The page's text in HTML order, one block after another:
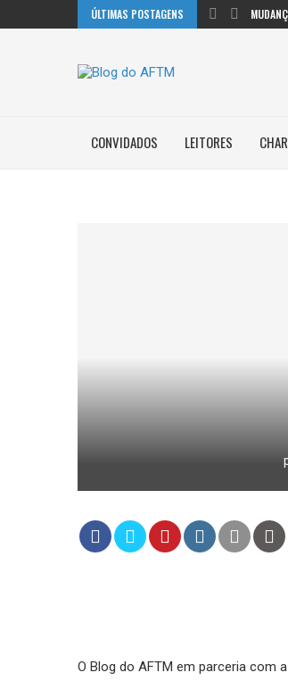
ÚLTIMAS POSTAGENS
CONVIDADOS LEITORES
O Blog do AFTM em parceria com